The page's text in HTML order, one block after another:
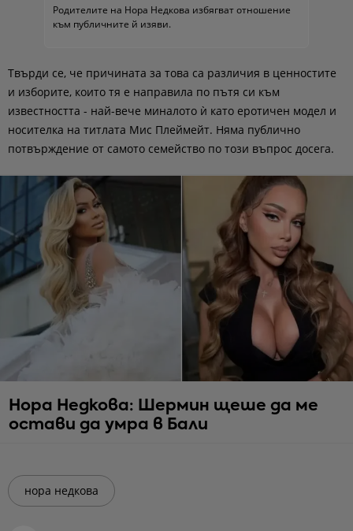
Родителите на Нора Недкова избягват отношение
към публичните й изяви.
Твърди се, че причината за това са различия в ценностите
и изборите, които тя е направила по пътя си към
известността - най-вече миналото ѝ като еротичен модел и
носителка на титлата Мис Плеймейт. Няма публично
потвърждение от самото семейство по този въпрос досега.
Нора Недкова: Шермин щеше да ме
остави да умра в Бали
нора недкова